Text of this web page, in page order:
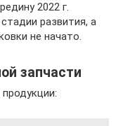
2022 г.
развития, а
не начато.
запчасти